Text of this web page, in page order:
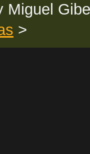
Miguel
>